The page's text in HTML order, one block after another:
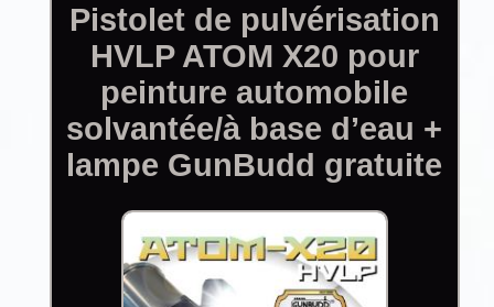
Pistolet de pulvérisation
HVLP ATOM X20 pour
peinture automobile
solvantée/à base d’eau +
lampe GunBudd gratuite